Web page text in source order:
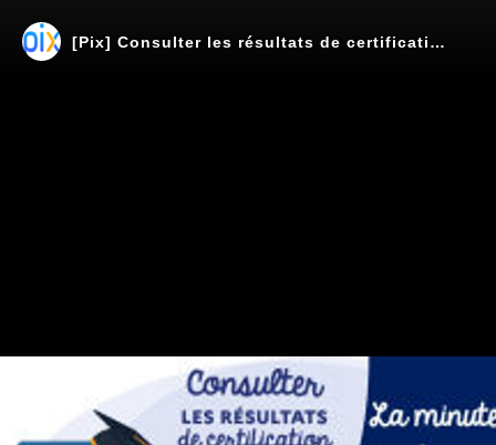
[Pix] Consulter les résultats de certification des élèves depuis Pix orga